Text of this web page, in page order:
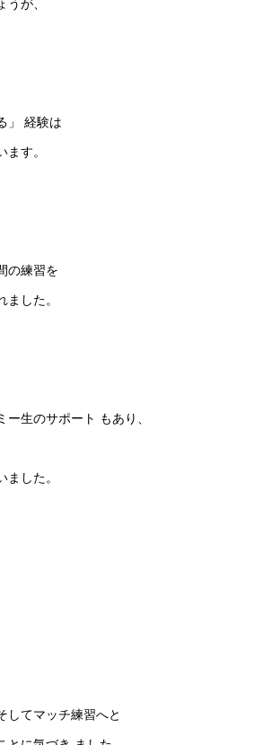
が、
」 経験は
す。
の練習を
した。
生のサポート もあり、
した。
してマッチ練習へと